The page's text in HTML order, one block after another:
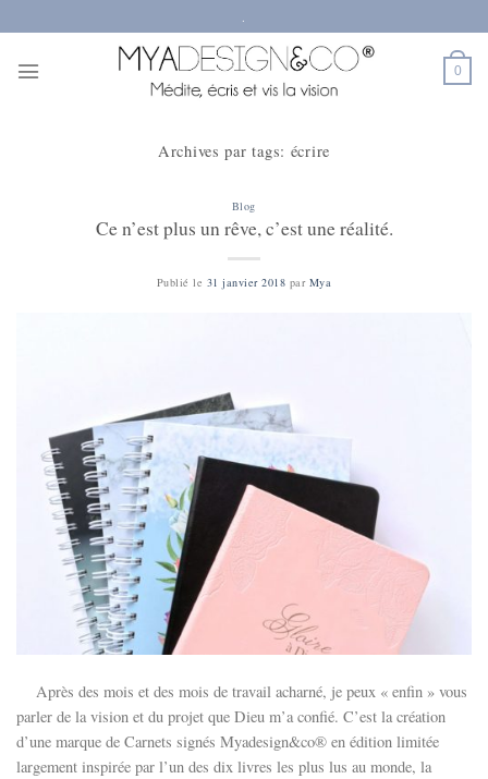
au
contenu
0
Archives par tags: écrire
Blog
Ce n’est plus un rêve, c’est une réalité.
Publié le 31 janvier 2018 par Mya
Après des mois et des mois de travail acharné, je peux « enfin » vous
parler de la vision et du projet que Dieu m’a confié. C’est la création
d’une marque de Carnets signés Myadesign&co® en édition limitée
largement inspirée par l’un des dix livres les plus lus au monde, la